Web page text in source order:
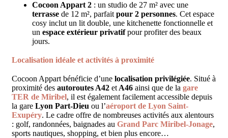
Cocoon Appart 2 : un studio de 27 m² avec une
terrasse de 12 m², parfaitpour 2 personnes. Cet espace
cosy inclut un lit double, une kitchenette fonctionnelle et
unespace extérieur privatifpour profiter des beaux
jours.
Localisation idéale et activités à proximité
Cocoon Appart bénéficie d’unelocalisation privilégiée. Situé à
proximité desautoroutes A42 et A46 ainsi que de la gare
TER de Miribel, il est également facilement accessible depuis
la gareLyon Part-Dieu ou l’aéroport de Lyon Saint-
Exupéry. Le cadre offre de nombreuses activités aux alentours
: golf, randonnées, baignades auGrand Parc Miribel-Jonage,
sports nautiques, shopping, et bien plus encore…